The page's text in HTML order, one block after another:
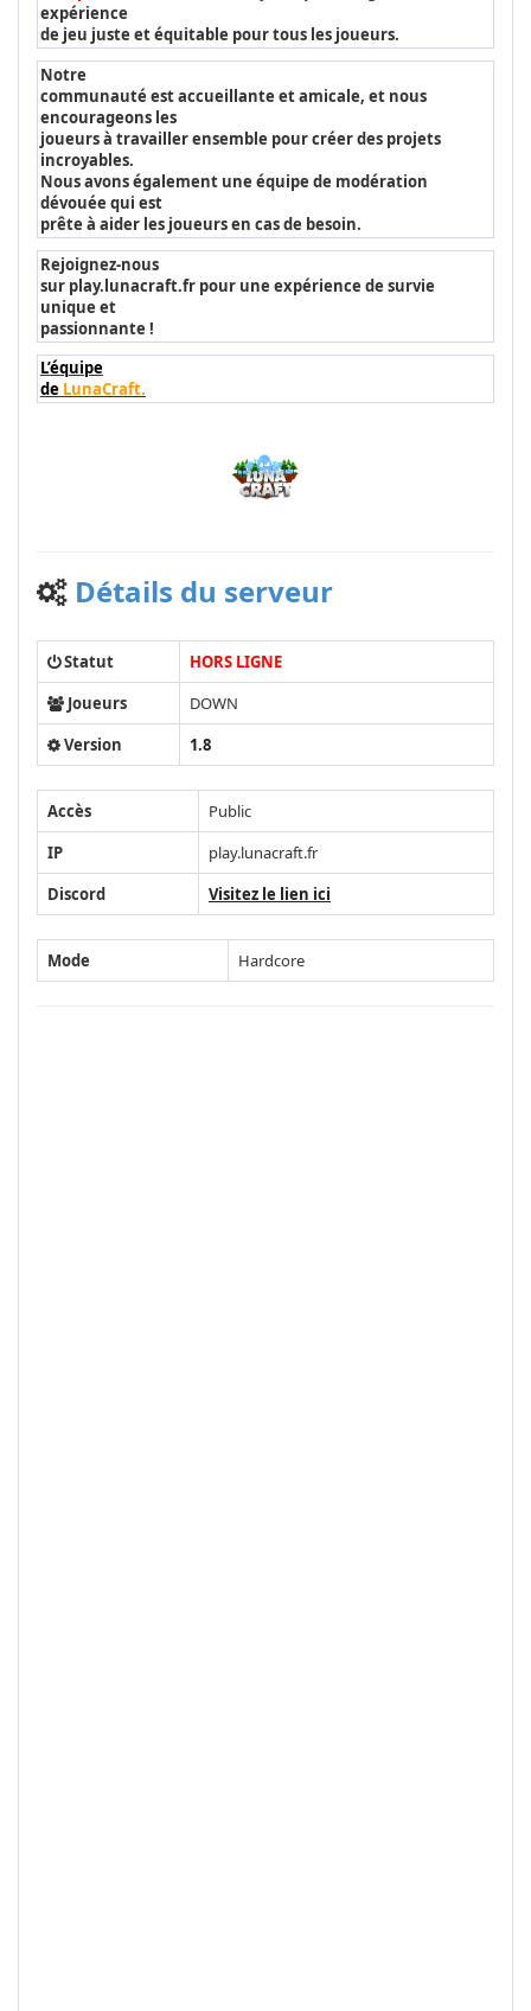
expérience
de jeu juste et équitable pour tous les joueurs.
Notre
communauté est accueillante et amicale, et nous
encourageons les
joueurs à travailler ensemble pour créer des projets
incroyables.
Nous avons également une équipe de modération
dévouée qui est
prête à aider les joueurs en cas de besoin.
Rejoignez-nous
sur play.lunacraft.fr pour une expérience de survie
unique et
passionnante !
L’équipe
deLunaCraft.
Détails du serveur
Statut
HORS LIGNE
Joueurs
DOWN
Version
1.8
Accès
Public
IP
play.lunacraft.fr
Discord
Visitez le lien ici
Mode Hardcore